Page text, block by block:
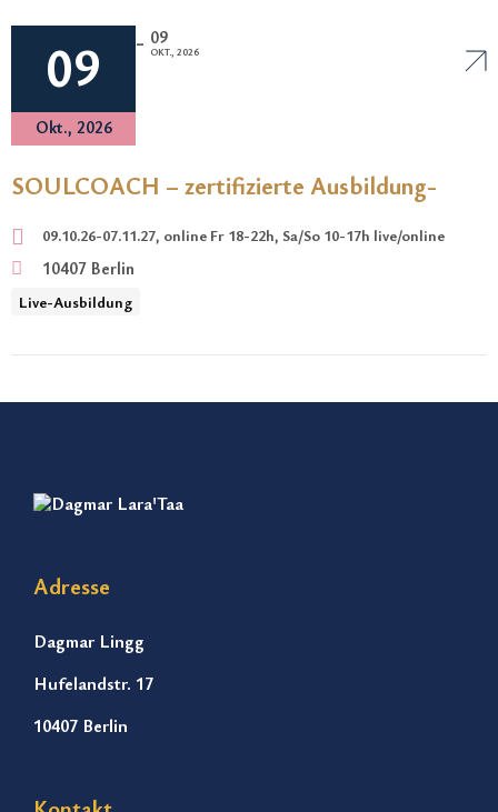
09
Okt., 2026
- 09
OKT., 2026
SOULCOACH – zertifizierte Ausbildung-
09.10.26-07.11.27, online Fr 18-22h, Sa/So 10-17h live/online
10407 Berlin
Live-Ausbildung
Adresse
Dagmar Lingg
Hufelandstr. 17
10407 Berlin